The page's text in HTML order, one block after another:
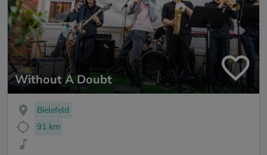
Without A Doubt
Bielefeld
91 km